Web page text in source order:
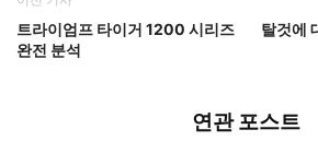
트라이엄프 타이거 1200 시리즈
완전 분석
탈것에
연관 포스트